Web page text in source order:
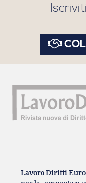
Lavoro Diritti